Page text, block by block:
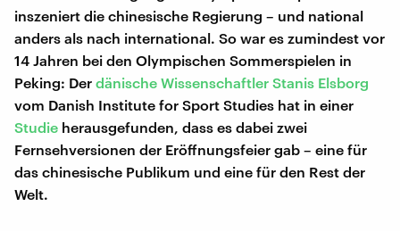
inszeniert die chinesische Regierung – und national
anders als nach international. So war es zumindest vor
14 Jahren bei den Olympischen Sommerspielen in
Peking: Der dänische Wissenschaftler Stanis Elsborg
vom Danish Institute for Sport Studies hat in einer
Studie herausgefunden, dass es dabei zwei
Fernsehversionen der Eröffnungsfeier gab – eine für
das chinesische Publikum und eine für den Rest der
Welt.